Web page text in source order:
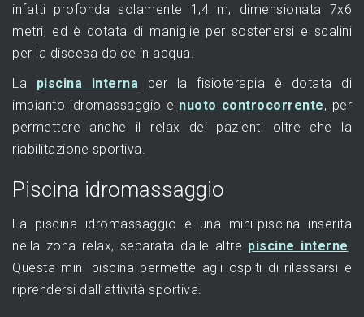
infatti profonda solamente 1,4 m, dimensionata 7x6
metri, ed è dotata di maniglie per sostenersi e scalini
per la discesa dolce in acqua.
La piscina interna per la fisioterapia è dotata di
impianto idromassaggio e nuoto controcorrente, per
permettere anche il relax dei pazienti oltre che la
riabilitazione sportiva.
Piscina idromassaggio
La piscina idromassaggio è una mini-piscina inserita
nella zona relax, separata dalle altre piscine interne.
Questa mini piscina permette agli ospiti di rilassarsi e
riprendersi dall’attività sportiva.